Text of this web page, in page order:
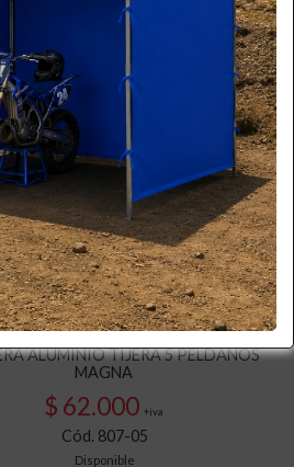
Disponible
ALUMINIO TIJERA 4 PELDAÑOS
MAGNA
$ 55.000 +iva
Cód. 807-04
Disponible
Ver Más
ALUMINIO TIJERA 5 PELDAÑOS
MAGNA
$ 62.000 +iva
Cód. 807-05
Disponible